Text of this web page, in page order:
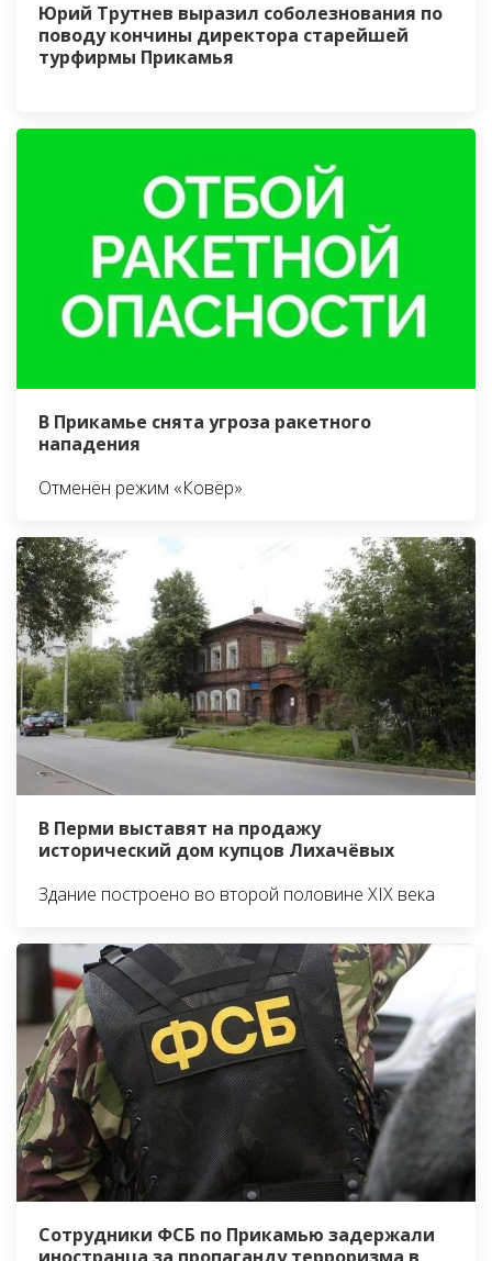
Юрий Трутнев выразил соболезнования по
поводу кончины директора старейшей
турфирмы Прикамья
В Прикамье снята угроза ракетного
нападения
Отменён режим «Ковёр»
В Перми выставят на продажу
исторический дом купцов Лихачёвых
Здание построено во второй половине XIX века
Сотрудники ФСБ по Прикамью задержали